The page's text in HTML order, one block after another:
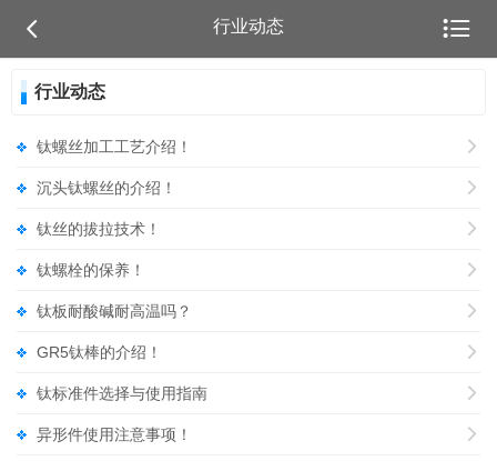
 行业动态 
行业动态

钛螺丝加工工艺介绍！

沉头钛螺丝的介绍！

钛丝的拔拉技术！

钛螺栓的保养！

钛板耐酸碱耐高温吗？

GR5钛棒的介绍！

钛标准件选择与使用指南

异形件使用注意事项！